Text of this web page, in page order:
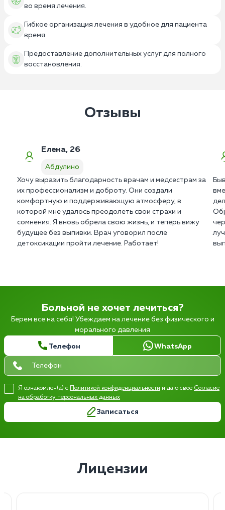
во время лечения.
Гибкое организация лечения в удобное для пациента
время.
Предоставление дополнительных услуг для полного
восстановления.
Отзывы
Елена, 26
Абдулино
Хочу выразить благодарность врачам и медсестрам за
их профессионализм и доброту. Они создали
комфортную и поддерживающую атмосферу, в
которой мне удалось преодолеть свои страхи и
сомнения. Я вновь обрела свою жизнь, и теперь вижу
будущее без выпивки. Врач уговорил после
детоксикации пройти лечение. Работает!
Больной не хочет лечиться?
Берем все на себя! Убеждаем на лечение без физического и
морального давления
Телефон WhatsApp
Я ознакомлен(а) с Политикой конфиденциальности и даю свое Согласие
на обработку персональных данных
Записаться
Лицензии